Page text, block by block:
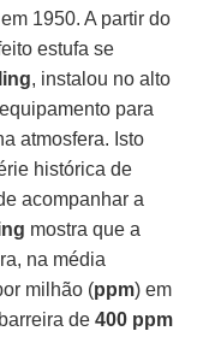
em 1950. A partir do
estufa se
, instalou no alto
para
atmosfera. Isto
histórica de
acompanhar a
mostra que a
na média
milhão (ppm) em
de400 ppm